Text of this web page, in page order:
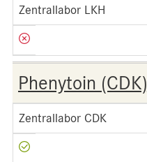
Zentrallabor LKH
Phenytoin (CDK)
Zentrallabor CDK